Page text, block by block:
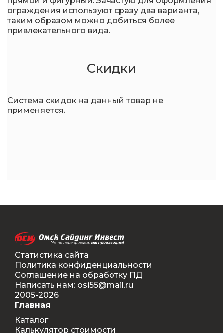
ограждения используют сразу два варианта,
таким образом можно добиться более
привлекательного вида.
Скидки
Система скидок на данный товар не
применяется.
Статистика сайта
Политика конфиденциальности
Соглашение на обработку ПД
Написать нам: osi55@mail.ru
2005-2026
Главная
Каталог
Калькулятор стоимости